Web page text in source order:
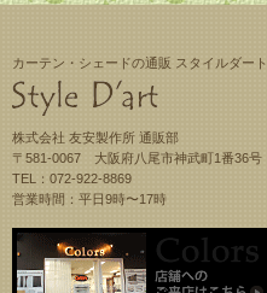
カーテン・シェードの通販 スタイルダート
株式会社 友安製作所 通販部
〒581-0067 大阪府八尾市神武町1番36号
TEL：072-922-8869
営業時間：平日9時〜17時